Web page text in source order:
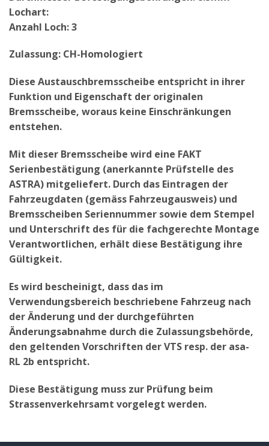
Lochart:
Anzahl Loch: 3
Zulassung: CH-Homologiert
Diese Austauschbremsscheibe entspricht in ihrer
Funktion und Eigenschaft der originalen
Bremsscheibe, woraus keine Einschränkungen
entstehen.
Mit dieser Bremsscheibe wird eine FAKT
Serienbestätigung (anerkannte Prüfstelle des
ASTRA) mitgeliefert. Durch das Eintragen der
Fahrzeugdaten (gemäss Fahrzeugausweis) und
Bremsscheiben Seriennummer sowie dem Stempel
und Unterschrift des für die fachgerechte Montage
Verantwortlichen, erhält diese Bestätigung ihre
Gültigkeit.
Es wird bescheinigt, dass das im
Verwendungsbereich beschriebene Fahrzeug nach
der Änderung und der durchgeführten
Änderungsabnahme durch die Zulassungsbehörde,
den geltenden Vorschriften der VTS resp. der asa-
RL 2b entspricht.
Diese Bestätigung muss zur Prüfung beim
Strassenverkehrsamt vorgelegt werden.